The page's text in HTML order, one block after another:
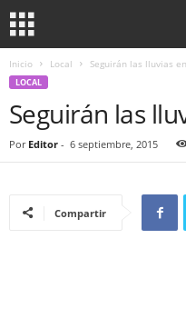
Inicio Local Seguirán las lluvias
LOCAL
Seguirán las
Por Editor - 6 septiembre, 2015
Compartir